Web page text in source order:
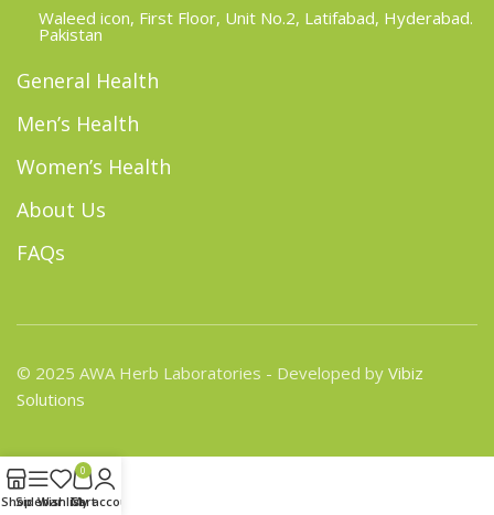
Waleed icon, First Floor, Unit No.2, Latifabad, Hyderabad.
Pakistan
General Health
Men’s Health
Women’s Health
About Us
FAQs
© 2025 AWA Herb Laboratories - Developed by Vibiz
Solutions
ShopSidebarWishlist
0
Cart
My account